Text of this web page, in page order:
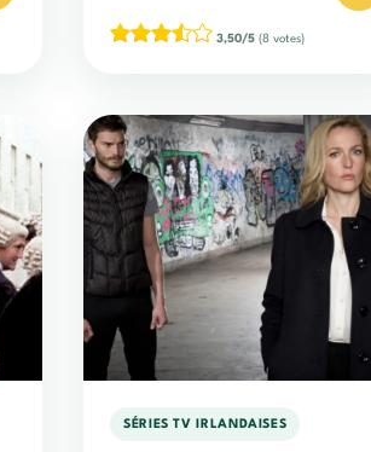
3,50/5 (8 votes)
SÉRIES TV IRLANDAISES